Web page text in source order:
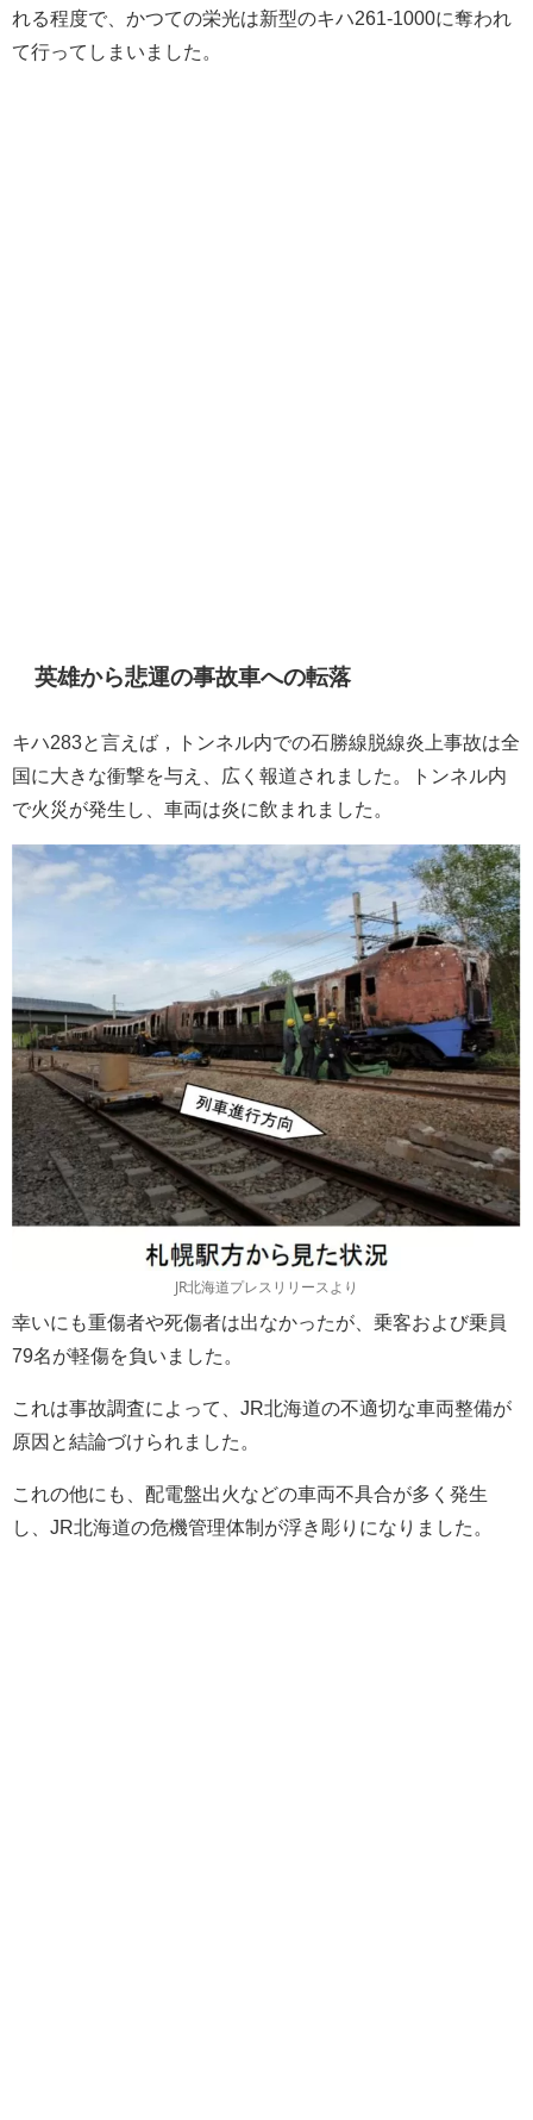
れる程度で、かつての栄光は新型のキハ261-1000に奪われ
て行ってしまいました。
英雄から悲運の事故車への転落
キハ283と言えば，トンネル内での石勝線脱線炎上事故は全
国に大きな衝撃を与え、広く報道されました。トンネル内
で火災が発生し、車両は炎に飲まれました。
JR北海道プレスリリースより
幸いにも重傷者や死傷者は出なかったが、乗客および乗員
79名が軽傷を負いました。
これは事故調査によって、JR北海道の不適切な車両整備が
原因と結論づけられました。
これの他にも、配電盤出火などの車両不具合が多く発生
し、JR北海道の危機管理体制が浮き彫りになりました。